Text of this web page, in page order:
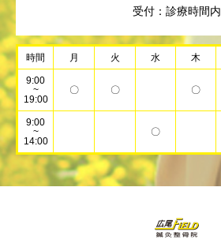
受付：診療時間内
時間 月 火 水 木
9:00
~
19:00
〇 〇 〇
9:00
~
14:00
〇